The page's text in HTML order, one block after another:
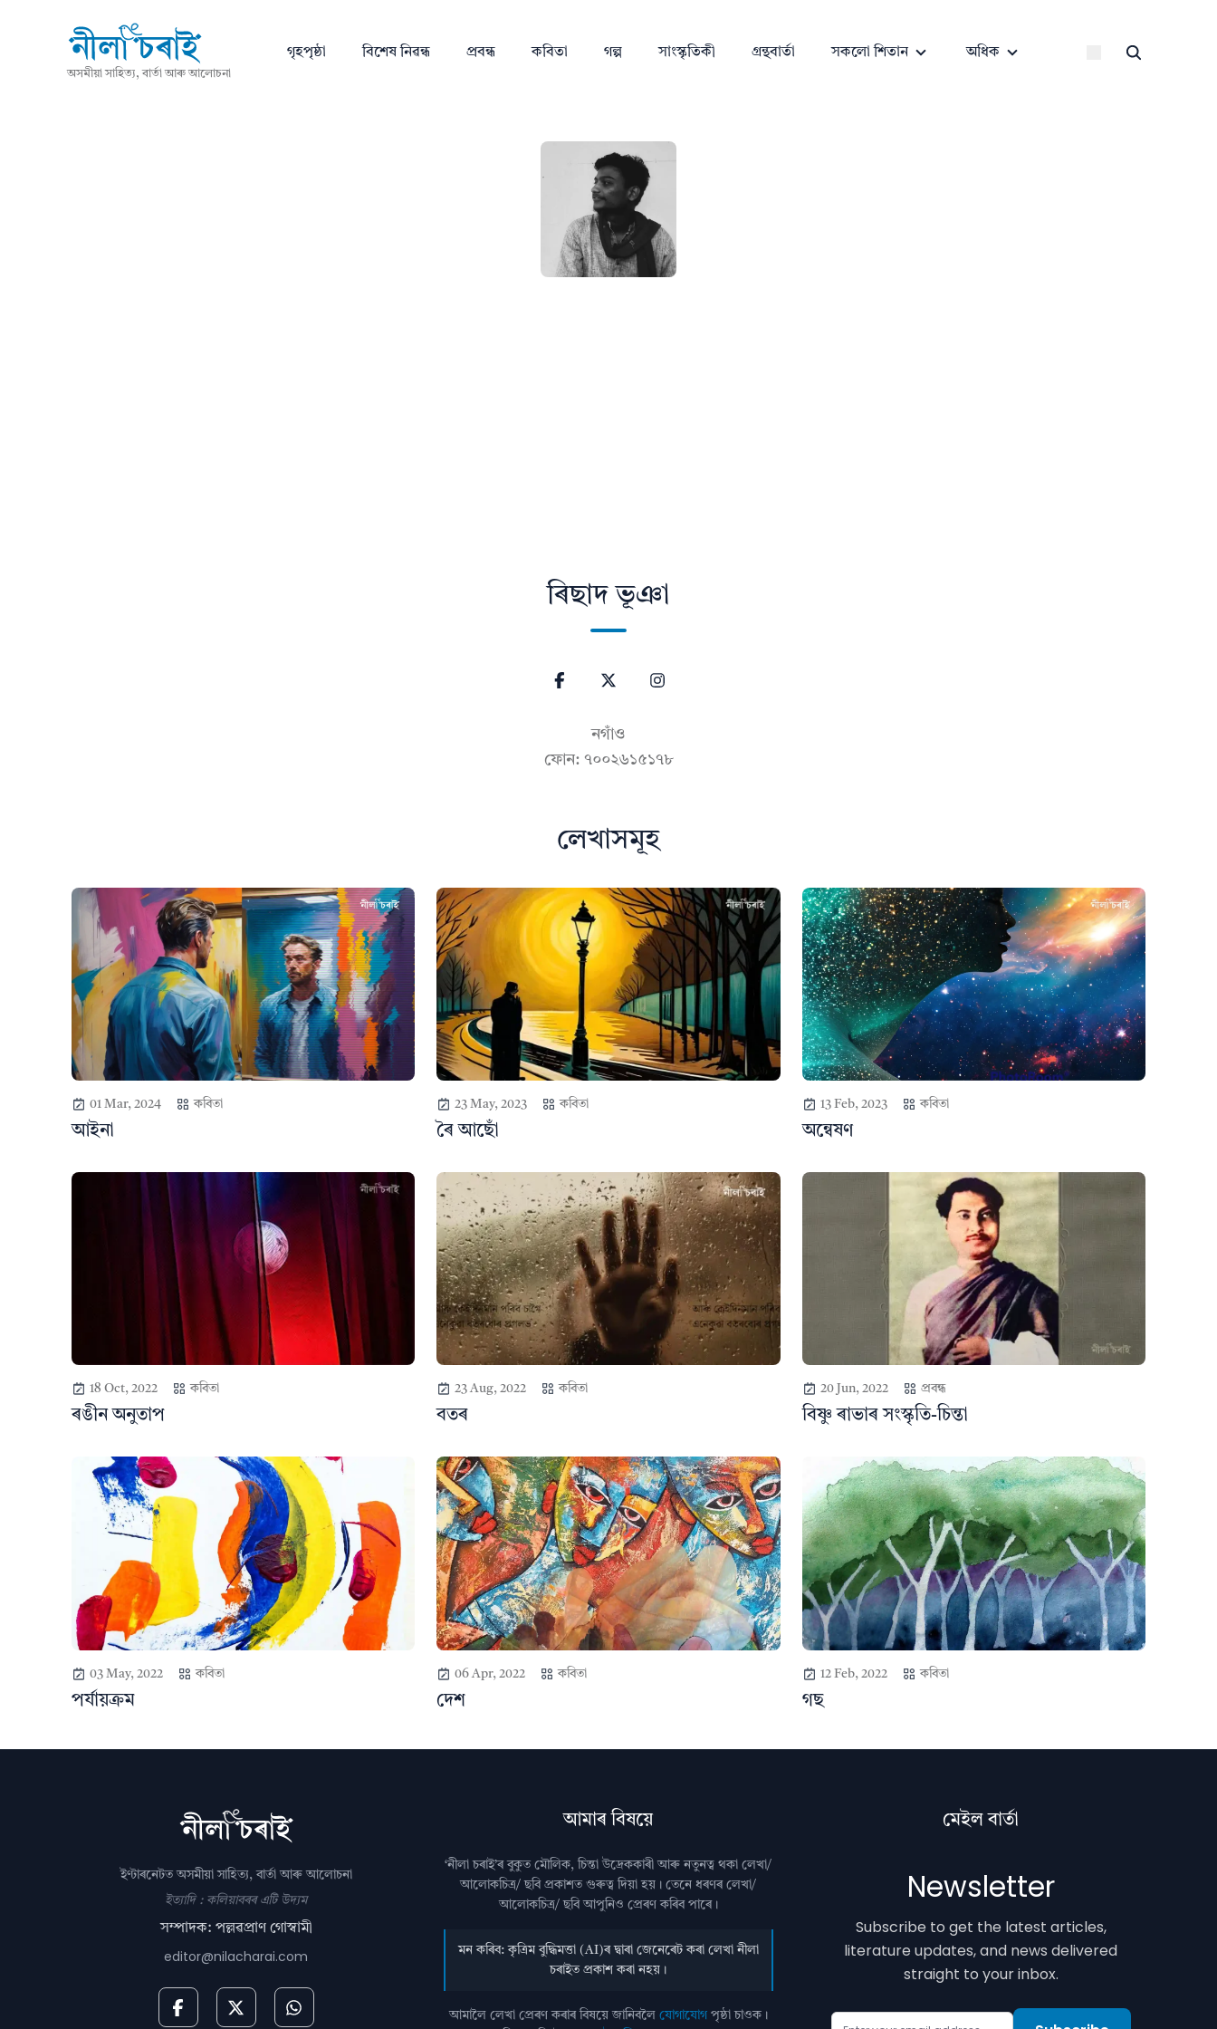
অসমীয়া সাহিত্য, বাৰ্তা আৰু আলোচনা
গৃহপৃষ্ঠা বিশেষ নিৱন্ধ প্ৰবন্ধ কবিতা গল্প সাংস্কৃতিকী গ্ৰন্থবাৰ্তা সকলো শিতান অধিক
ৰিছাদ ভূঞা
নগাঁও
ফোন: ৭০০২৬১৫১৭৮
লেখাসমূহ
01 Mar, 2024 কবিতা
আইনা
23 May, 2023 কবিতা
ৰৈ আছোঁ
13 Feb, 2023 কবিতা
অন্বেষণ
18 Oct, 2022 কবিতা
ৰঙীন অনুতাপ
23 Aug, 2022 কবিতা
বতৰ
20 Jun, 2022 প্ৰবন্ধ
বিষ্ণু ৰাভাৰ সংস্কৃতি-চিন্তা
03 May, 2022 কবিতা
পৰ্যায়ক্ৰম
06 Apr, 2022 কবিতা
দেশ
12 Feb, 2022 কবিতা
গছ
ইণ্টাৰনেটত অসমীয়া সাহিত্য, বাৰ্তা আৰু আলোচনা
ইত্যাদি : কলিয়াবৰৰ এটি উদ্যম
সম্পাদক: পল্লৱপ্ৰাণ গোস্বামী
editor@nilacharai.com
আমাৰ বিষয়ে
‘নীলা চৰাই’ৰ বুকুত মৌলিক, চিন্তা উদ্রেককাৰী আৰু নতুনত্ব থকা লেখা/
আলোকচিত্ৰ/ ছবি প্রকাশত গুৰুত্ব দিয়া হয়। তেনে ধৰণৰ লেখা/
আলোকচিত্ৰ/ ছবি আপুনিও প্রেৰণ কৰিব পাৰে।
মন কৰিব: কৃত্ৰিম বুদ্ধিমত্তা (AI)ৰ দ্বাৰা জেনেৰেট কৰা লেখা নীলা
চৰাইত প্ৰকাশ কৰা নহয়।
আমালৈ লেখা প্ৰেৰণ কৰাৰ বিষয়ে জানিবলৈ যোগাযোগপৃষ্ঠা চাওক।
মেইল বাৰ্তা
Newsletter
Subscribe to get the latest articles,
literature updates, and news delivered
straight to your inbox.